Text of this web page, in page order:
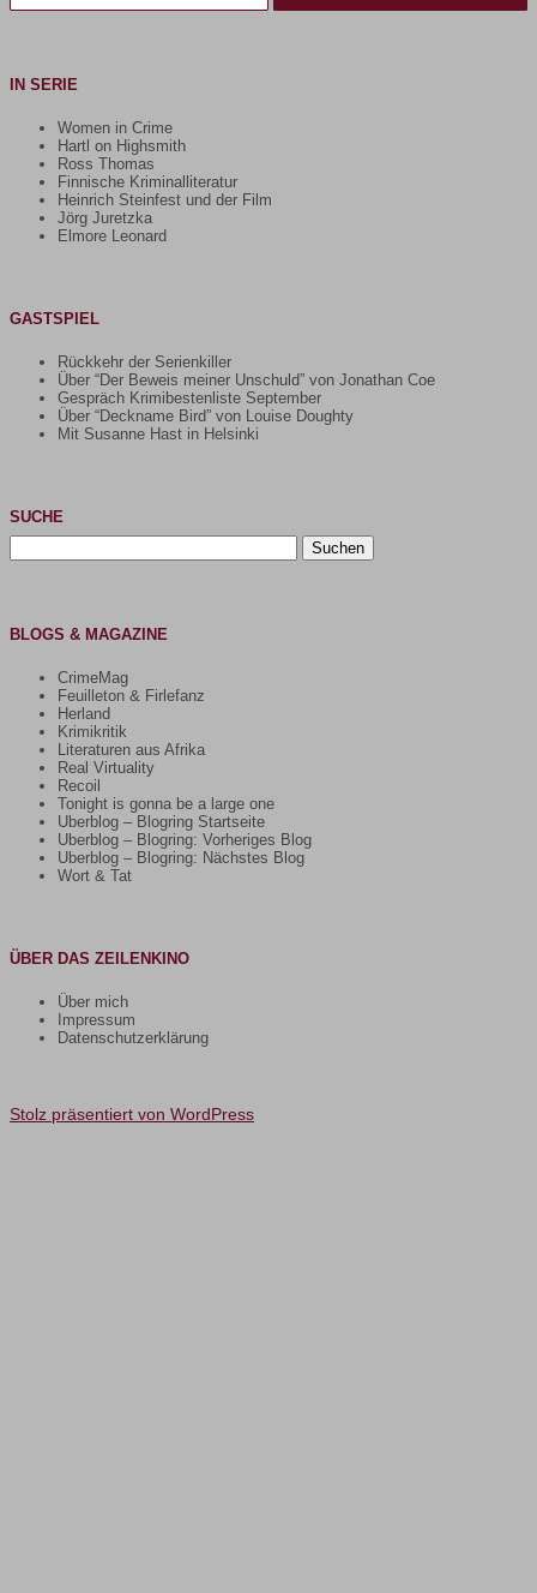
IN SERIE
Women in Crime
Hartl on Highsmith
Ross Thomas
Finnische Kriminalliteratur
Heinrich Steinfest und der Film
Jörg Juretzka
Elmore Leonard
GASTSPIEL
Rückkehr der Serienkiller
Über “Der Beweis meiner Unschuld” von Jonathan Coe
Gespräch Krimibestenliste September
Über “Deckname Bird” von Louise Doughty
Mit Susanne Hast in Helsinki
SUCHE
Suchen
nach:
BLOGS & MAGAZINE
CrimeMag
Feuilleton & Firlefanz
Herland
Krimikritik
Literaturen aus Afrika
Real Virtuality
Recoil
Tonight is gonna be a large one
Uberblog – Blogring Startseite
Uberblog – Blogring: Vorheriges Blog
Uberblog – Blogring: Nächstes Blog
Wort & Tat
ÜBER DAS ZEILENKINO
Über mich
Impressum
Datenschutzerklärung
Stolz präsentiert von WordPress